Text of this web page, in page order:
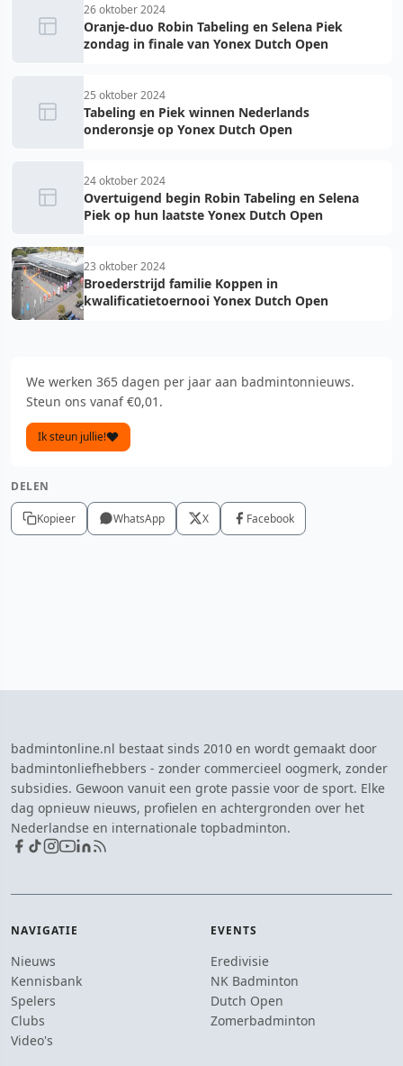
26 oktober 2024
Oranje-duo Robin Tabeling en Selena Piek
zondag in finale van Yonex Dutch Open
25 oktober 2024
Tabeling en Piek winnen Nederlands
onderonsje op Yonex Dutch Open
24 oktober 2024
Overtuigend begin Robin Tabeling en Selena
Piek op hun laatste Yonex Dutch Open
23 oktober 2024
Broederstrijd familie Koppen in
kwalificatietoernooi Yonex Dutch Open
We werken 365 dagen per jaar aan badmintonnieuws.
Steun ons vanaf €0,01.
Ik steun jullie!
DELEN
Kopieer WhatsApp X Facebook
badmintonline.nl bestaat sinds 2010 en wordt gemaakt door
badmintonliefhebbers - zonder commercieel oogmerk, zonder
subsidies. Gewoon vanuit een grote passie voor de sport. Elke
dag opnieuw nieuws, profielen en achtergronden over het
Nederlandse en internationale topbadminton.
NAVIGATIE
Nieuws
Kennisbank
Spelers
Clubs
Video's
EVENTS
Eredivisie
NK Badminton
Dutch Open
Zomerbadminton